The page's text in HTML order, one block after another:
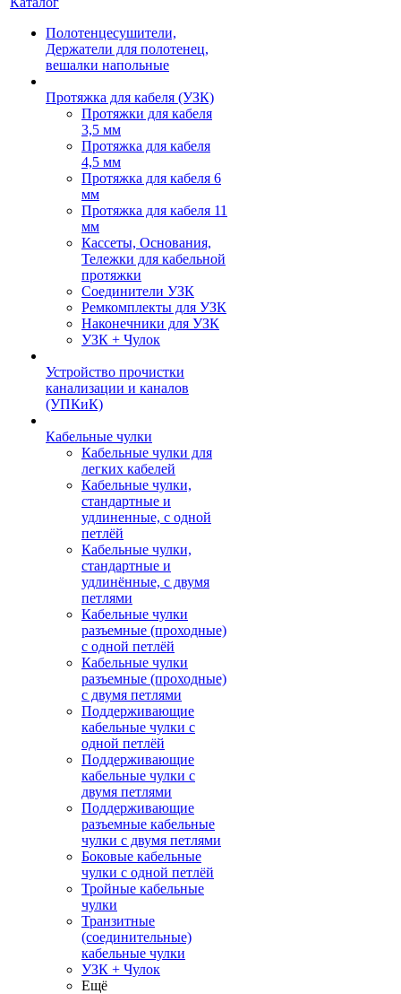
Полотенцесушители,
Держатели для полотенец,
вешалки напольные
Протяжка для кабеля (УЗК)
Протяжки для кабеля
3,5 мм
Протяжка для кабеля
4,5 мм
Протяжка для кабеля 6
мм
Протяжка для кабеля 11
мм
Кассеты, Основания,
Тележки для кабельной
протяжки
Соединители УЗК
Ремкомплекты для УЗК
Наконечники для УЗК
УЗК + Чулок
Устройство прочистки
канализации и каналов
(УПКиК)
Кабельные чулки
Кабельные чулки для
легких кабелей
Кабельные чулки,
стандартные и
удлиненные, с одной
петлёй
Кабельные чулки,
стандартные и
удлинённые, с двумя
петлями
Кабельные чулки
разъемные (проходные)
с одной петлёй
Кабельные чулки
разъемные (проходные)
с двумя петлями
Поддерживающие
кабельные чулки с
одной петлёй
Поддерживающие
кабельные чулки с
двумя петлями
Поддерживающие
разъемные кабельные
чулки с двумя петлями
Боковые кабельные
чулки с одной петлёй
Тройные кабельные
чулки
Транзитные
(соединительные)
кабельные чулки
УЗК + Чулок
Ещё